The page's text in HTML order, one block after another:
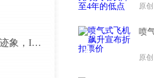
不要徒步旅馆，等待明确的工资和价格通胀迹象，IMF告诉喂养
原创
喷
原创
4